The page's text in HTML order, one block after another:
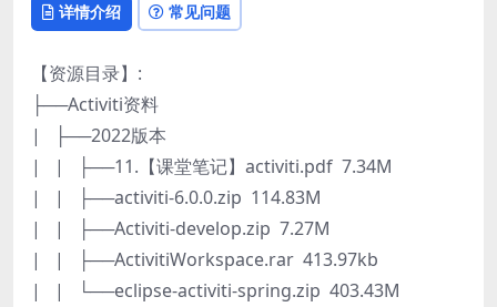
详情介绍 常见问题
【资源目录】:
├──Activiti资料
| ├──2022版本
| | ├──11.【课堂笔记】activiti.pdf 7.34M
| | ├──activiti-6.0.0.zip 114.83M
| | ├──Activiti-develop.zip 7.27M
| | ├──ActivitiWorkspace.rar 413.97kb
| | └──eclipse-activiti-spring.zip 403.43M